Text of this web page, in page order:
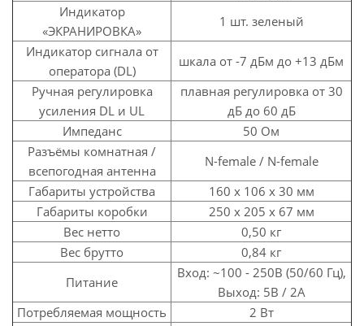
Индикатор
«ЭКРАНИРОВКА»
1 шт. зеленый
Индикатор сигнала от
оператора (DL)
шкала от -7 дБм до +13 дБм
Ручная регулировка
усиления DL и UL
плавная регулировка от 30
дБ до 60 дБ
Импеданс
50 Ом
Разъёмы комнатная /
всепогодная антенна
N-female / N-female
Габариты устройства
160 х 106 х 30 мм
Габариты коробки
250 x 205 x 67 мм
Вес нетто
0,50 кг
Вес брутто
0,84 кг
Питание
Вход: ~100 - 250В (50/60 Гц),
Выход: 5В / 2А
Потребляемая мощность
2 Вт